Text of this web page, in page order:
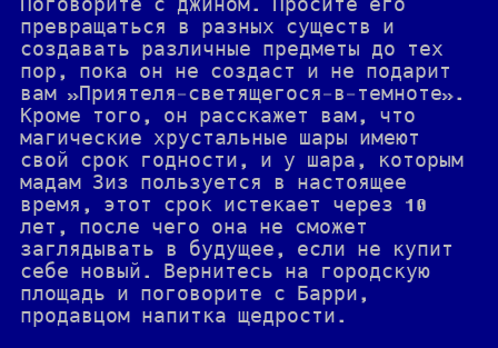
Поговорите с джином. Просите его
превращаться в разных существ и
создавать различные предметы до тех
пор, пока он не создаст и не подарит
вам »Приятеля-светящегося-в-темноте».
Кроме того, он расскажет вам, что
магические хрустальные шары имеют
свой срок годности, и у шара, которым
мадам Зиз пользуется в настоящее
время, этот срок истекает через 10
лет, после чего она не сможет
заглядывать в будущее, если не купит
себе новый. Вернитесь на городскую
площадь и поговорите с Барри,
продавцом напитка щедрости.